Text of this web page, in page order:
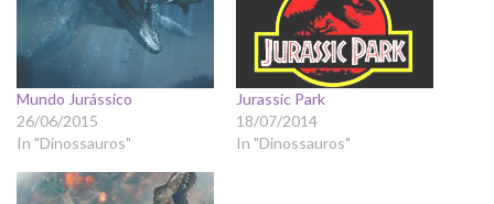
Mundo Jurássico
26/06/2015
In "Dinossauros"
Jurassic Park
18/07/2014
In "Dinossauros"